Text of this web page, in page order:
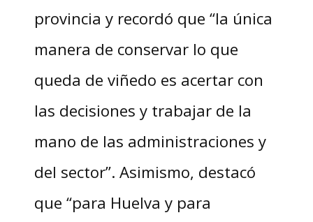
provincia y recordó que “la única
manera de conservar lo que
queda de viñedo es acertar con
las decisiones y trabajar de la
mano de las administraciones y
del sector”. Asimismo, destacó
que “para Huelva y para